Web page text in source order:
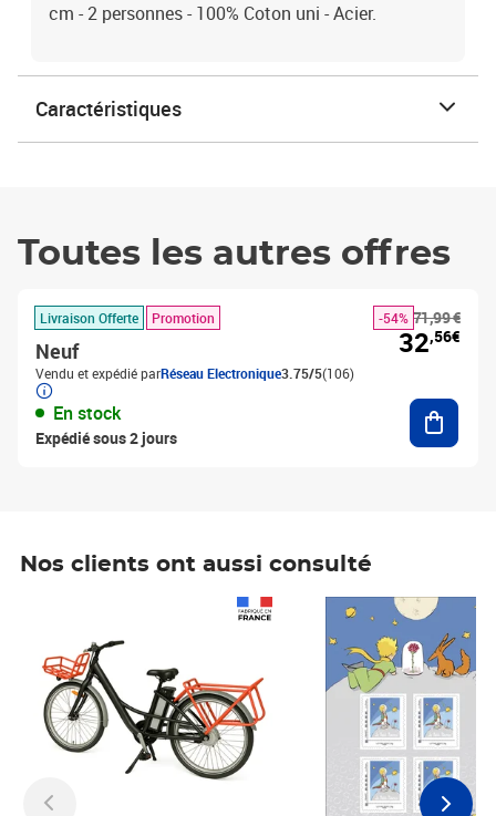
cm - 2 personnes - 100% Coton uni - Acier.
Caractéristiques
Toutes les autres offres
Livraison Offerte Promotion
Neuf
Vendu et expédié parRéseau Electronique3.75/5(106)
En stock
Expédié sous 2 jours
71,99 €
-54%
32,56€
Nos clients ont aussi consulté
Prix 7,50€